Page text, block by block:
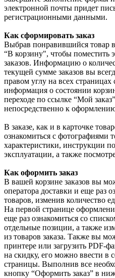
электронной почты придет
регистрационными данными.
Как сформировать заказ
Выбрав понравившийся товар
“В корзину", чтобы поместить
заказов. Информацию о
текущей сумме заказов вы
правом углу на всех страницах
информация о состоянии
переходе по ссылке “Мой
непосредственно к оформлению
В заказе, как и в карточке
ознакомиться с фотографиями
характеристики, инструкции
эксплуатации, а также
Как оформить заказ
В вашей корзине заказов вы
оператора доставки и еще раз
товаров, изменив количество
На первой странице
еще раз ознакомиться со
отдельные позиции, а также
из товаров заказа. Также вы
принтере или загрузить PDF-
на скидку, его можно ввести в
страницы. Выполнив все
кнопку “Оформить заказ” в